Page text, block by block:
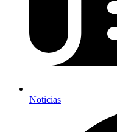
Noticias